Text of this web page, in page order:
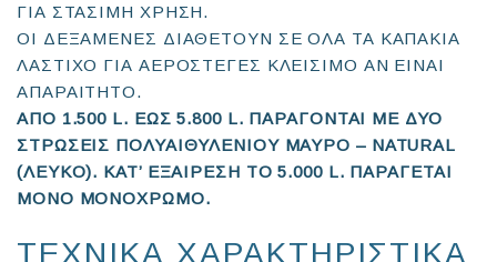
ΓΙΑ ΣΤΑΣΙΜΗ ΧΡΗΣΗ.
ΟΙ ΔΕΞΑΜΕΝΕΣ ΔΙΑΘΕΤΟΥΝ ΣΕ ΟΛΑ ΤΑ ΚΑΠΑΚΙΑ
ΛΑΣΤΙΧΟ ΓΙΑ ΑΕΡΟΣΤΕΓΕΣ ΚΛΕΙΣΙΜΟ ΑΝ ΕΙΝΑΙ
ΑΠΑΡΑΙΤΗΤΟ.
ΑΠΟ 1.500 L. ΕΩΣ 5.800 L. ΠΑΡΑΓΟΝΤΑΙ ΜΕ ΔΥΟ
ΣΤΡΩΣΕΙΣ ΠΟΛΥΑΙΘΥΛΕΝΙΟΥ ΜΑΥΡΟ – NATURAL
(ΛΕΥΚΟ). ΚΑΤ’ ΕΞΑΙΡΕΣΗ ΤΟ 5.000 L. ΠΑΡΑΓΕΤΑΙ
ΜΟΝΟ ΜΟΝΟΧΡΩΜΟ.
ΤΕΧΝΙΚΑ ΧΑΡΑΚΤΗΡΙΣΤΙΚΑ